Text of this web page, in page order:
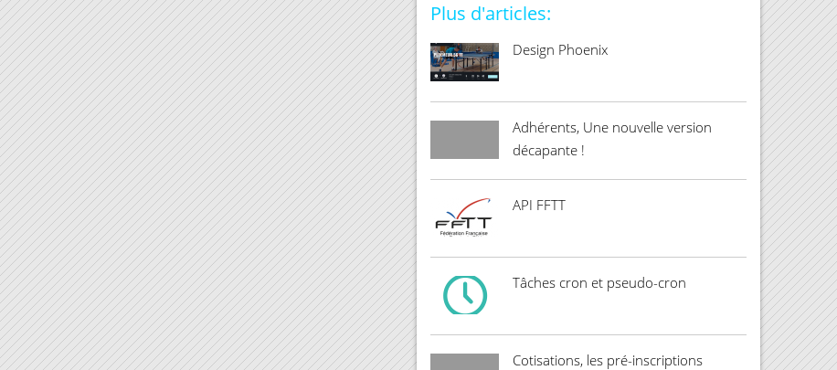
Plus d'articles:
Design Phoenix
Adhérents, Une nouvelle version
décapante !
API FFTT
Tâches cron et pseudo-cron
Cotisations, les pré-inscriptions